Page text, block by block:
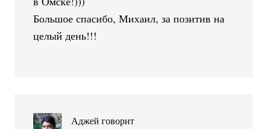
Большое спасибо, Михаил, за позитив на
целый день!!!
Аджей говорит